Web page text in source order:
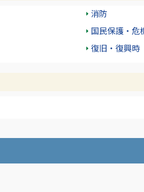
消防
国民保護・危
復旧・復興時